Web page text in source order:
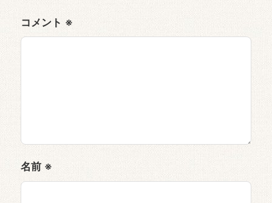
コメント ※
名前 ※